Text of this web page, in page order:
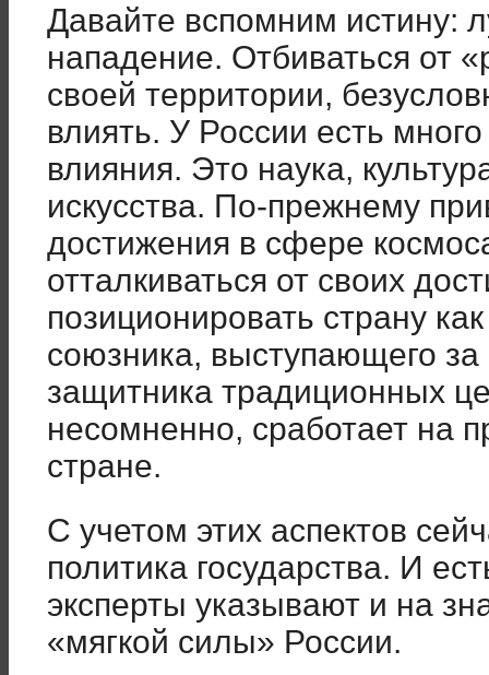
Давайте вспомним истину:
нападение. Отбиваться от
своей территории,
влиять. У России есть
влияния. Это наука,
искусства. По-прежнему
достижения в сфере
отталкиваться от своих
позиционировать страну
союзника, выступающего
защитника традиционных
несомненно, сработает на
стране.
С учетом этих аспектов
политика государства. И
эксперты указывают и на
«мягкой силы» России.